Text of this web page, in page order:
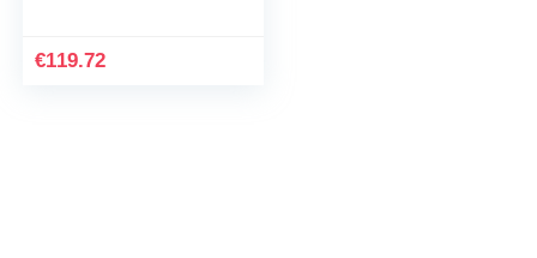
voor een rijkere smaak –
€119.72